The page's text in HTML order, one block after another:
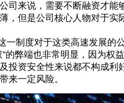
司来说，需要不断融资才能
，但是公司核心人物对于实
一制度对于这类高速发展的
的弊端也非常明显，因为权
投资安全性来说都不构成利
来一定风险。